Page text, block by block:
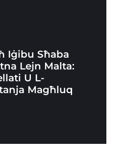
Iġibu Sħaba
Lejn Malta:
U L-
Magħluq